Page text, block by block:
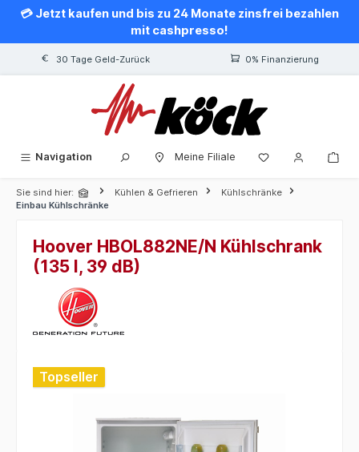
springen
💳 Jetzt kaufen und bis zu 24 Monate zinsfrei bezahlen
mit cashpresso!
30 Tage Geld-Zurück 0% Finanzierung
Navigation Meine Filiale
Sie sind hier: Kühlen & Gefrieren
Kühlschränke
Einbau Kühlschränke
Hoover HBOL882NE/N Kühlschrank
(135 l, 39 dB)
Bildergalerie überspringen
Topseller